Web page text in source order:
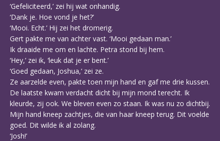
‘Gefeliciteerd,’ zei hij wat onhandig.
‘Dank je. Hoe vond je het?’
‘Mooi. Echt.’ Hij zei het dromerig.
Gert pakte me van achter vast. ‘Mooi gedaan man.’
Ik draaide me om en lachte. Petra stond bij hem.
‘Hey,’ zei ik, ‘leuk dat je er bent.’
‘Goed gedaan, Joshua,’ zei ze.
Ze aarzelde even, pakte toen mijn hand en gaf me drie kussen.
De laatste kwam verdacht dicht bij mijn mond terecht. Ik
kleurde, zij ook. We bleven even zo staan. Ik was nu zo dichtbij.
Mijn hand kneep zachtjes, die van haar kneep terug. Dit voelde
goed. Dit wilde ik al zolang.
‘Josh!’